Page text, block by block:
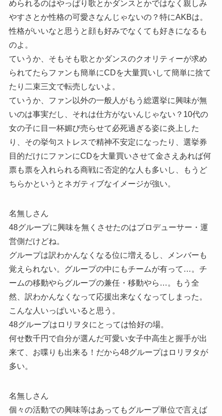
められるのはやっぱり歌とかダンスとかではなく親しみ
やすさとか性格の可愛さなんじゃないの？特にAKBは。
性格がいいなと思うと顔も好みでなくても好きになるも
のよ。
ていうか、そもそも歌とかダンスのクオリティーが求め
られてたらファンも簡単にCDを大量買いして簡単に捨て
たり二束三文で転売しないよ。
ていうか、ファン以外の一般人がもう総選挙に興味が無
いのは事実だし、それは仕方がないんじゃない？10代の
女の子に目一杯媚び売らせて必死過ぎる姿に炎上した
り、その挙句ストレスで精神不安定になったり、選挙券
目的だけにファンにCDを大量買いさせて金さえあれば何
票も票を入れられる商戦に否定的な人も多いし、もうど
ちらかというとネガティブなイメージが強い。
名無しさん
48グループに興味を無くさせたのはプロデューサー・運
営側だけどね。
グループは訳わかんなくなる位に増えるし、メンバーも
覚えられない。グループの中にもチームが有って…。チ
ームの移動やらグループの兼任・移動やら…。もう全
然、訳わかんなくなって応援出来なくなってしまった。
こんな人いっぱいいると思う。
48グループはロリヲタにとっては恰好の場。
何せ数千円で自分が選んだ可愛い女子中高生と握手が出
来て、お喋りも出来る！だから48グループはロリヲタが
多い。
名無しさん
個々の活動での興味等はあってもグループ単位で言えば